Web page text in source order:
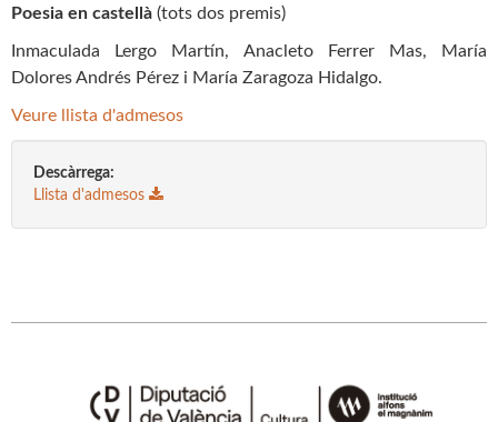
Poesia en castellà (tots dos premis)
Inmaculada Lergo Martín, Anacleto Ferrer Mas, María
Dolores Andrés Pérez i María Zaragoza Hidalgo.
Veure llista d'admesos
Descàrrega:
Llista d'admesos